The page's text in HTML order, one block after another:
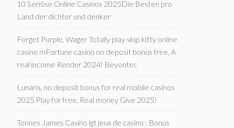
10 Seriöse Online Casinos 2025Die Besten pro
Land der dichter und denker
Forget Purple, Wager Totally play skip kitty online
casino mFortune casino no deposit bonus free, A
real income Render 2024! Beyontec
Lunaris, no deposit bonus for real mobile casinos
2025 Play for free, Real money Give 2025!
Tonnes James Casino igt jeux de casino : Bonus